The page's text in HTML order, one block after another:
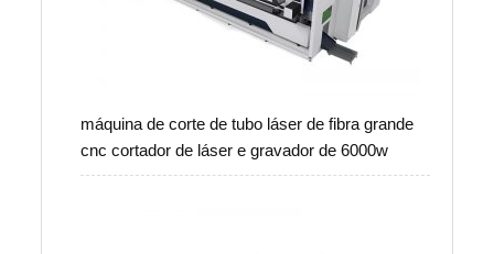
máquina de corte de tubo láser de fibra grande
cnc cortador de láser e gravador de 6000w